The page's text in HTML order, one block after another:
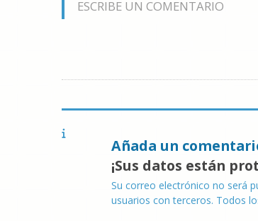
ESCRIBE UN COMENTARIO
Añada un
¡Sus datos están
Su correo electrónico no será
usuarios con terceros. Todos